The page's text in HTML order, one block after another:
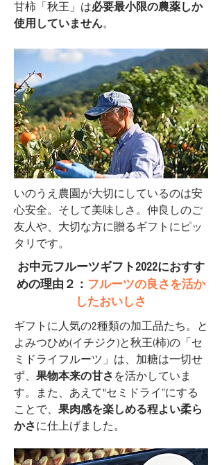
甘柿「秋王」は必要最小限の農薬しか
使用していません。
いのうえ農園が大切にしているのは安
心安全。そして美味しさ。仲良しのご
友人や、大切な方に贈るギフトにピッ
タリです。
お中元フルーツギフト2022におすす
めの理由２： フルーツの良さを活か
したおいしさ
ギフトに人気の2種類の加工品たち。と
よみつひめ(イチジク)と秋王(柿)の「セ
ミドライフルーツ」は、加糖は一切せ
ず、 果物本来の甘さ を活かしていま
す。また、あえて"セミドライ”にする
ことで、 果肉感を楽しめる程よい柔ら
かさに仕上げました。